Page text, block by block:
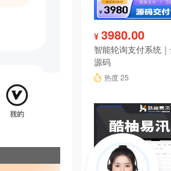
¥ 3980.00
智能轮询支付系统
源码
热度 25